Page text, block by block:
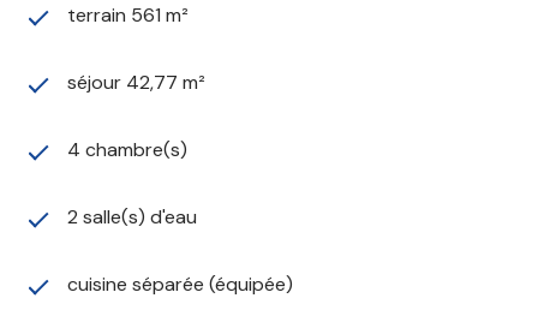
terrain 561 m²
séjour 42,77 m²
4 chambre(s)
2 salle(s) d'eau
cuisine séparée (équipée)